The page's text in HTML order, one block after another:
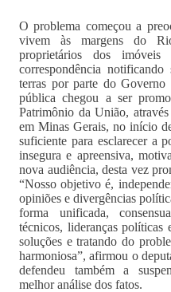
O problema começou a
vivem às margens do
proprietários dos imóveis
correspondência
terras por parte do Governo
pública chegou a ser
Patrimônio da União,
em Minas Gerais, no início
suficiente para esclarecer a
insegura e apreensiva,
nova audiência, desta vez
“Nosso objetivo é,
opiniões e divergências
forma unificada,
técnicos, lideranças políticas
soluções e tratando do
harmoniosa”, afirmou o
defendeu também a
melhor análise dos fatos.